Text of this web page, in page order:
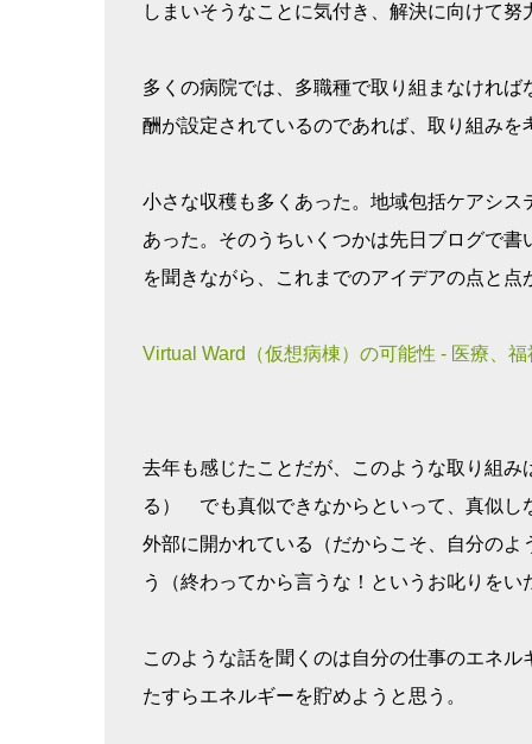
しまいそうなことに気付き、解決に向けて
多くの病院では、多職種で取り組まなけれ
酬が設定されているのであれば、取り組み
小さな収穫も多くあった。地域包括ケアシ
あった。そのうちいくつかは先日ブログで
を聞きながら、これまでのアイデアの点と
Virtual Ward（仮想病棟）の可能性 - 医療、
去年も感じたことだが、このような取り組
る） でも真似できなからといって、真似し
外部に開かれている（だからこそ、自分の
う（終わってから言うな！というお叱りを
このような話を聞くのは自分の仕事のエネ
たすらエネルギーを貯めようと思う。